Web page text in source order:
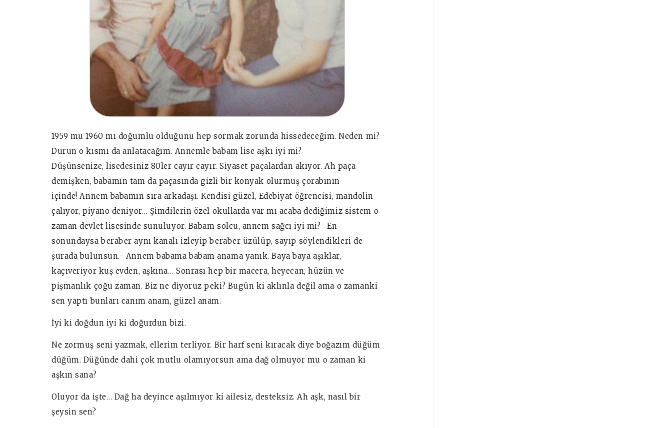
1959 mu 1960 mı doğumlu olduğunu hep sormak zorunda hissedeceğim. Neden mi?
Durun o kısmı da anlatacağım. Annemle babam lise aşkı iyi mi?
Düşünsenize, lisedesiniz 80ler cayır cayır. Siyaset paçalardan akıyor. Ah paça
demişken, babamın tam da paçasında gizli bir konyak olurmuş çorabının
içinde! Annem babamın sıra arkadaşı. Kendisi güzel, Edebiyat öğrencisi, mandolin
çalıyor, piyano deniyor… Şimdilerin özel okullarda var mı acaba dediğimiz sistem o
zaman devlet lisesinde sunuluyor. Babam solcu, annem sağcı iyi mi? -En
sonundaysa beraber aynı kanalı izleyip beraber üzülüp, sayıp söylendikleri de
şurada bulunsun.- Annem babama babam anama yanık. Baya baya aşıklar,
kaçıveriyor kuş evden, aşkına… Sonrası hep bir macera, heyecan, hüzün ve
pişmanlık çoğu zaman.Biz ne diyoruz peki? Bugün ki aklınla değil ama o zamanki
sen yaptı bunları canım anam, güzel anam.
İyi ki doğdun iyi ki doğurdun bizi.
Ne zormuş seni yazmak, ellerim terliyor. Bir harf seni kıracak diye boğazım düğüm
düğüm. Düğünde dahi çok mutlu olamıyorsun ama dağ olmuyor mu o zaman ki
aşkın sana?
Oluyor da işte… Dağ ha deyince aşılmıyor ki ailesiz, desteksiz. Ah aşk, nasıl bir
şeysin sen?